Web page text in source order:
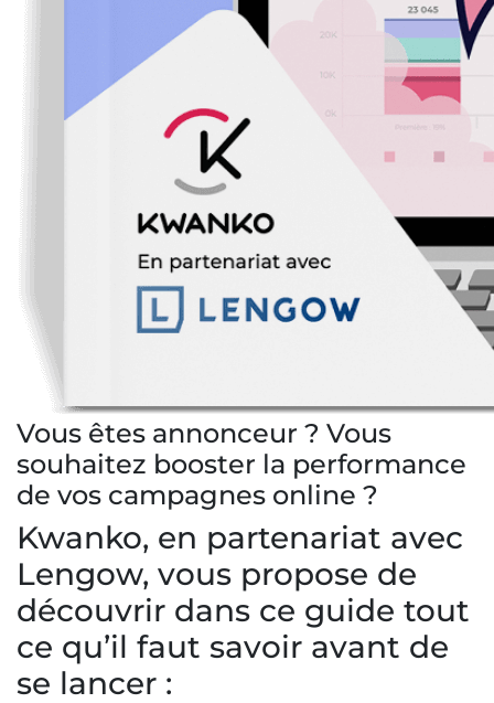
Vous êtes annonceur ? Vous
souhaitez booster la performance
de vos campagnes online ?
Kwanko, en partenariat avec
Lengow, vous propose de
découvrir dans ce guide tout
ce qu’il faut savoir avant de
se lancer :